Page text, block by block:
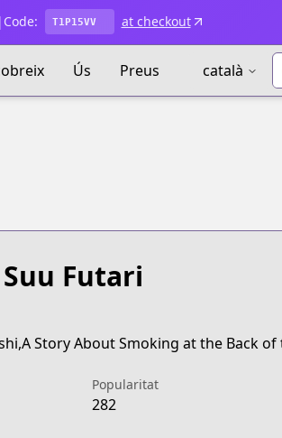
Code: T1P15VV at checkout
Ús Preus català
Futari
Popularitat
282